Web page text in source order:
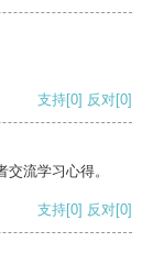
支持[0] 反对[0]
流学习心得。
支持[0] 反对[0]